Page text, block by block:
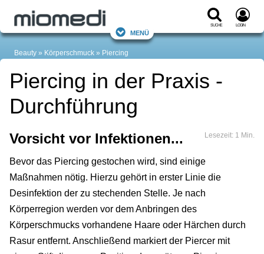
Suche Login
Menü
Beauty Körperschmuck Piercing
Piercing in der Praxis -
Durchführung
Lesezeit: 1 Min.
Vorsicht vor Infektionen...
Bevor das Piercing gestochen wird, sind einige
Maßnahmen nötig. Hierzu gehört in erster Linie die
Desinfektion der zu stechenden Stelle. Je nach
Körperregion werden vor dem Anbringen des
Körperschmucks vorhandene Haare oder Härchen durch
Rasur entfernt. Anschließend markiert der Piercer mit